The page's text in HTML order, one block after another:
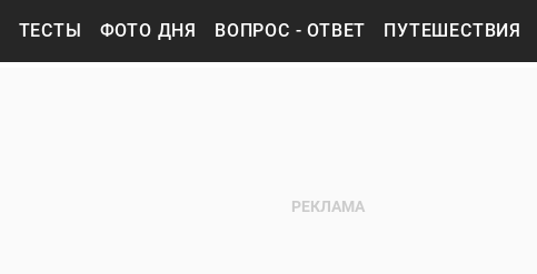
ТЕСТЫ ФОТО ДНЯ ВОПРОС - ОТВЕТ ПУТЕШЕСТВИЯ